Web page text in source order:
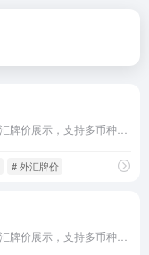
# 外汇牌价